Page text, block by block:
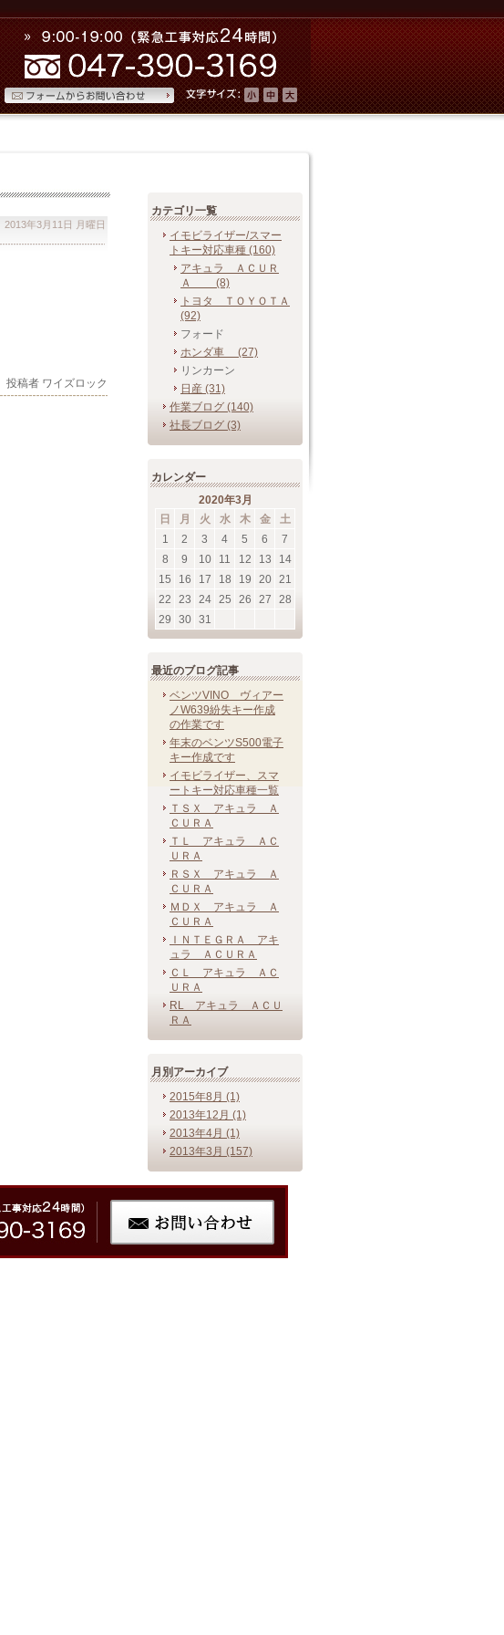
2013年3月11日 月曜日
投稿者 ワイズロック
カテゴリ一覧
イモビライザー/スマー
トキー 対応車種 (160)
アキュラ ＡＣＵＲ
Ａ (8)
トヨタ ＴＯＹＯＴＡ
(92)
フォード
ホンダ車 (27)
リンカーン
日産 (31)
作業ブログ (140)
社長ブログ (3)
カレンダー
2020年3月
日
月 火 水 木 金
土
1
2 3 4 5 6
7
8
9 10 11 12 13
14
15
16 17 18 19 20
21
22
23 24 25 26 27
28
29
30 31
最近のブログ記事
ベンツVINO ヴィアー
ノW639紛失キー作成
の作業です
年末のベンツS500電子
キー作成です
イモビライザー、スマ
ートキー対応車種一覧
ＴＳＸ アキュラ Ａ
ＣＵＲＡ
ＴＬ アキュラ ＡＣ
ＵＲＡ
ＲＳＸ アキュラ Ａ
ＣＵＲＡ
ＭＤＸ アキュラ Ａ
ＣＵＲＡ
ＩＮＴＥＧＲＡ アキ
ュラ ＡＣＵＲＡ
ＣＬ アキュラ ＡＣ
ＵＲＡ
RL アキュラ ＡＣＵ
ＲＡ
月別アーカイブ
2015年8月 (1)
2013年12月 (1)
2013年4月 (1)
2013年3月 (157)